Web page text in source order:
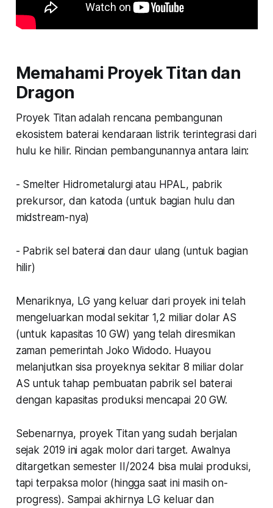
Memahami Proyek Titan dan
Dragon
Proyek Titan adalah rencana pembangunan
ekosistem baterai kendaraan listrik terintegrasi dari
hulu ke hilir. Rincian pembangunannya antara lain:
- Smelter Hidrometalurgi atau HPAL, pabrik
prekursor, dan katoda (untuk bagian hulu dan
midstream-nya)
- Pabrik sel baterai dan daur ulang (untuk bagian
hilir)
Menariknya, LG yang keluar dari proyek ini telah
mengeluarkan modal sekitar 1,2 miliar dolar AS
(untuk kapasitas 10 GW) yang telah diresmikan
zaman pemerintah Joko Widodo. Huayou
melanjutkan sisa proyeknya sekitar 8 miliar dolar
AS untuk tahap pembuatan pabrik sel baterai
dengan kapasitas produksi mencapai 20 GW.
Sebenarnya, proyek Titan yang sudah berjalan
sejak 2019 ini agak molor dari target. Awalnya
ditargetkan semester II/2024 bisa mulai produksi,
tapi terpaksa molor (hingga saat ini masih on-
progress). Sampai akhirnya LG keluar dan